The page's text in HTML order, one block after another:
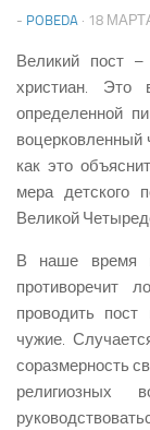
- POBEDA · 18
Великий пост
христиан. Это
определенной
воцерковленный
как это
мера детского
Великой
В наше время
противоречит
проводить
чужие.
соразмерность
религиозных